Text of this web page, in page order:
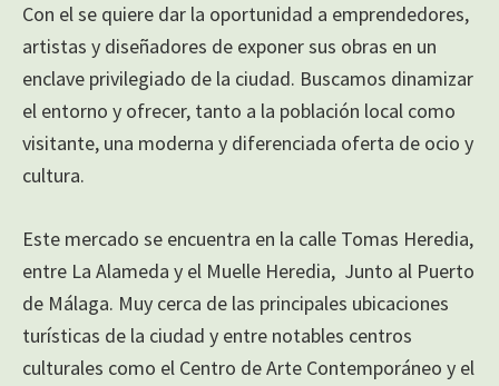
Con el se quiere dar la oportunidad a emprendedores,
artistas y diseñadores de exponer sus obras en un
enclave privilegiado de la ciudad. Buscamos dinamizar
el entorno y ofrecer, tanto a la población local como
visitante, una moderna y diferenciada oferta de ocio y
cultura.
Este mercado se encuentra en la calle Tomas Heredia,
entre La Alameda y el Muelle Heredia, Junto al Puerto
de Málaga. Muy cerca de las principales ubicaciones
turísticas de la ciudad y entre notables centros
culturales como el Centro de Arte Contemporáneo y el